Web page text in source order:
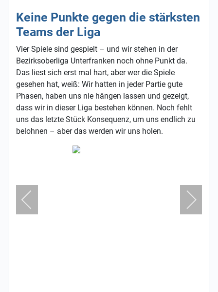
Keine Punkte gegen die stärksten
Teams der Liga
Vier Spiele sind gespielt – und wir stehen in der
Bezirksoberliga Unterfranken noch ohne Punkt da.
Das liest sich erst mal hart, aber wer die Spiele
gesehen hat, weiß: Wir hatten in jeder Partie gute
Phasen, haben uns nie hängen lassen und gezeigt,
dass wir in dieser Liga bestehen können. Noch fehlt
uns das letzte Stück Konsequenz, um uns endlich zu
belohnen – aber das werden wir uns holen.